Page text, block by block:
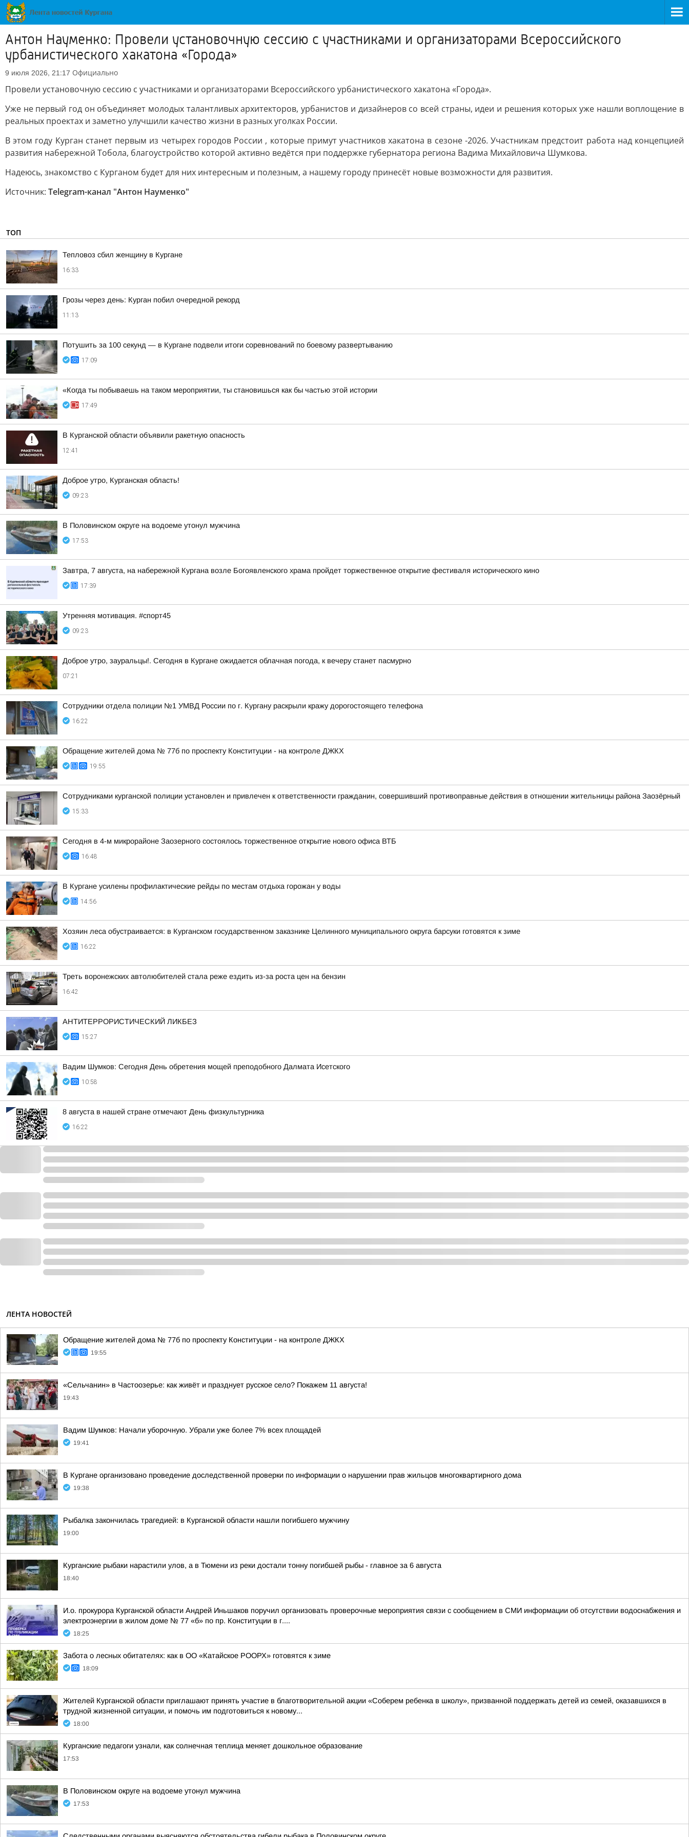
Антон Науменко: Провели установочную сессию с участниками и организаторами Всероссийского
урбанистического хакатона «Города»
9 июля 2026, 21:17 Официально
Провели установочную сессию с участниками и организаторами Всероссийского урбанистического хакатона «Города».
Уже не первый год он объединяет молодых талантливых архитекторов, урбанистов и дизайнеров со всей страны, идеи и решения которых уже нашли воплощение в
реальных проектах и заметно улучшили качество жизни в разных уголках России.
В этом году Курган станет первым из четырех городов России , которые примут участников хакатона в сезоне -2026. Участникам предстоит работа над концепцией
развития набережной Тобола, благоустройство которой активно ведётся при поддержке губернатора региона Вадима Михайловича Шумкова.
Надеюсь, знакомство с Курганом будет для них интересным и полезным, а нашему городу принесёт новые возможности для развития.
Источник: Telegram-канал "Антон Науменко"
ТОП
Тепловоз сбил женщину в Кургане
16:33
Грозы через день: Курган побил очередной рекорд
11:13
Потушить за 100 секунд — в Кургане подвели итоги соревнований по боевому развертыванию
17:09
«Когда ты побываешь на таком мероприятии, ты становишься как бы частью этой истории
17:49
В Курганской области объявили ракетную опасность
12:41
Доброе утро, Курганская область!
09:23
В Половинском округе на водоеме утонул мужчина
17:53
Завтра, 7 августа, на набережной Кургана возле Богоявленского храма пройдет торжественное открытие фестиваля исторического кино
17:39
Утренняя мотивация. #спорт45
09:23
Доброе утро, зауральцы!. Сегодня в Кургане ожидается облачная погода, к вечеру станет пасмурно
07:21
Сотрудники отдела полиции №1 УМВД России по г. Кургану раскрыли кражу дорогостоящего телефона
16:22
Обращение жителей дома № 77б по проспекту Конституции - на контроле ДЖКХ
19:55
Сотрудниками курганской полиции установлен и привлечен к ответственности гражданин, совершивший противоправные действия в отношении жительницы района Заозёрный
15:33
Сегодня в 4-м микрорайоне Заозерного состоялось торжественное открытие нового офиса ВТБ
16:48
В Кургане усилены профилактические рейды по местам отдыха горожан у воды
14:56
Хозяин леса обустраивается: в Курганском государственном заказнике Целинного муниципального округа барсуки готовятся к зиме
16:22
Треть воронежских автолюбителей стала реже ездить из-за роста цен на бензин
16:42
АНТИТЕРРОРИСТИЧЕСКИЙ ЛИКБЕЗ
15:27
Вадим Шумков: Сегодня День обретения мощей преподобного Далмата Исетского
10:58
8 августа в нашей стране отмечают День физкультурника
16:22
ЛЕНТА НОВОСТЕЙ
Обращение жителей дома № 77б по проспекту Конституции - на контроле ДЖКХ
19:55
«Сельчанин» в Частоозерье: как живёт и празднует русское село? Покажем 11 августа!
19:43
Вадим Шумков: Начали уборочную. Убрали уже более 7% всех площадей
19:41
В Кургане организовано проведение доследственной проверки по информации о нарушении прав жильцов многоквартирного дома
19:38
Рыбалка закончилась трагедией: в Курганской области нашли погибшего мужчину
19:00
Курганские рыбаки нарастили улов, а в Тюмени из реки достали тонну погибшей рыбы - главное за 6 августа
18:40
И.о. прокурора Курганской области Андрей Иньшаков поручил организовать проверочные мероприятия связи с сообщением в СМИ информации об отсутствии водоснабжения и
электроэнергии в жилом доме № 77 «б» по пр. Конституции в г....
18:25
Забота о лесных обитателях: как в ОО «Катайское РООРХ» готовятся к зиме
18:09
Жителей Курганской области приглашают принять участие в благотворительной акции «Соберем ребенка в школу», призванной поддержать детей из семей, оказавшихся в
трудной жизненной ситуации, и помочь им подготовиться к новому...
18:00
Курганские педагоги узнали, как солнечная теплица меняет дошкольное образование
17:53
В Половинском округе на водоеме утонул мужчина
17:53